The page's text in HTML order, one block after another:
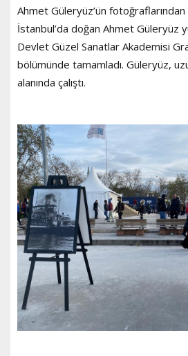
Ahmet Güleryüz’ün fotoğraflarından
İstanbul’da doğan Ahmet Güleryüz
Devlet Güzel Sanatlar Akademisi
bölümünde tamamladı. Güleryüz,
alanında çalıştı.